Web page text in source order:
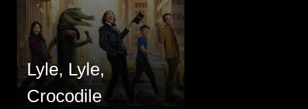
Lyle, Lyle,
Crocodile